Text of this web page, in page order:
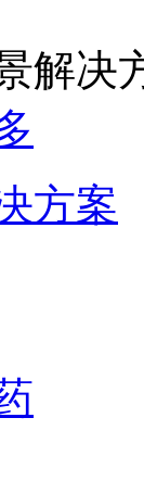
解决
方案